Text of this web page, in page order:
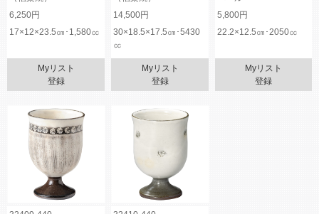
6,250円
14,500円
5,800円
17×12×23.5㎝･1,580㏄
30×18.5×17.5㎝･5430
㏄
22.2×12.5㎝･2050㏄
Myリスト
登録
Myリスト
登録
Myリスト
登録